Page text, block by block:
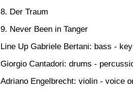
8. Der Traum
9. Never Been in Tanger
Line Up Gabriele Bertani: bass -
Giorgio Cantadori: drums -
Adriano Engelbrecht: violin - voice